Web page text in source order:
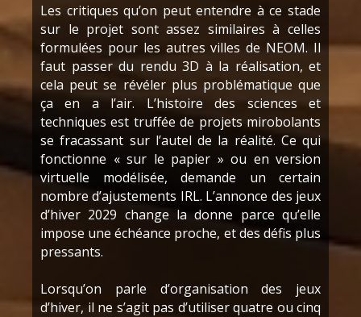
Les critiques qu’on peut entendre à ce stade
sur le projet sont assez similaires à celles
formulées pour les autres villes de NEOM. Il
faut passer du rendu 3D à la réalisation, et
cela peut se révéler plus problématique que
ça en a l’air. L’histoire des sciences et
techniques est truffée de projets mirobolants
se fracassant sur l’autel de la réalité. Ce qui
fonctionne « sur le papier » ou en version
virtuelle modélisée, demande un certain
nombre d’ajustements IRL. L’annonce des jeux
d’hiver 2029 change la donne parce qu’elle
impose une échéance proche, et des défis plus
pressants.
Lorsqu’on parle d’organisation des jeux
d’hiver, il ne s’agit pas d’utiliser quatre ou cinq